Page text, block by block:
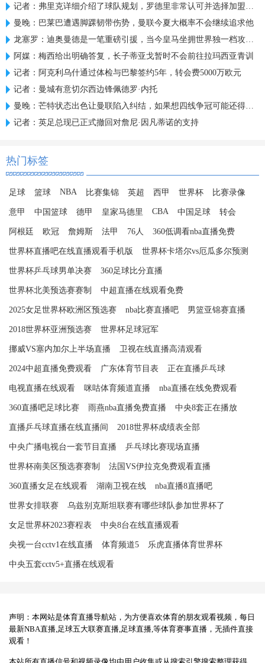
记者：弗里克详细介绍了球队规划，罗德里非常认可并选择加盟巴萨
曼晚：巴莱巴遭遇脚踝韧带伤势，曼联今夏大概率不会继续追求他
龙塞罗：迪奥曼德是一笔重磅引援，当今皇马坐拥世界独一档攻击线
阿媒：梅西给出明确答复，长子蒂亚戈暂时不会前往拉玛西亚青训
记者：阿克利乌什通过体检与巴黎签约5年，转会费5000万欧元
记者：曼城有意切尔西边锋佩德罗·内托
曼晚：芒特状态出色让曼联陷入纠结，如果想四线争冠可能还得买人
记者：英足总现已正式撤回对詹尼·因凡蒂诺的支持
热门标签
足球 篮球 NBA 比赛集锦 英超 西甲 世界杯 比赛录像
意甲 中国篮球 德甲 皇家马德里 CBA 中国足球 转会
阿根廷 欧冠 詹姆斯 法甲 76人 360低调看nba直播免费
世界杯直播吧在线直播观看手机版 世界杯卡塔尔vs厄瓜多尔预测
世界杯乒乓球男单决赛 360足球比分直播
世界杯北美预选赛赛制 中超直播在线观看免费
2025女足世界杯欧洲区预选赛 nba比赛直播吧 男篮亚锦赛直播
2018世界杯亚洲预选赛 世界杯足球冠军
挪威VS塞内加尔上半场直播 卫视在线直播高清观看
2024中超直播免费观看 广东体育节目表 正在直播乒乓球
电视直播在线观看 咪咕体育频道直播 nba直播在线免费观看
360直播吧足球比赛 雨燕nba直播免费直播 中央8套正在播放
直播乒乓球直播在线直播间 2018世界杯成绩表全部
中央广播电视台一套节目直播 乒乓球比赛现场直播
世界杯南美区预选赛赛制 法国VS伊拉克免费观看直播
360直播女足在线观看 湖南卫视在线 nba直播8直播吧
世界女排联赛 乌兹别克斯坦联赛有哪些球队参加世界杯了
女足世界杯2023赛程表 中央8台在线直播观看
央视一台cctv1在线直播 体育频道5 乐虎直播体育世界杯
中央五套cctv5+直播在线观看
声明：本网站是体育直播导航站，为方便喜欢体育的朋友观看视频，每日
最新NBA直播,足球五大联赛直播,足球直播,等体育赛事直播，无插件直接
观看！